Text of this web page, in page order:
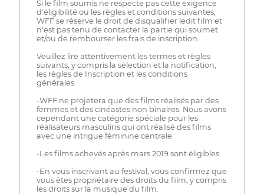
Si le film soumis ne respecte pas cette exigence
d'éligibilité ou les règles et conditions suivantes,
WFF se réserve le droit de disqualifier ledit film et
n'est pas tenu de contacter la partie qui soumet
et/ou de rembourser les frais de inscription.
Veuillez lire attentivement les termes et règles
suivants, y compris la sélection et la notification,
les règles de Inscription et les conditions
générales.
-WFF ne projetera que des films réalisés par des
femmes et des cinéastes non binaires. Nous avons
cependant une catégorie spéciale pour les
réalisateurs masculins qui ont réalisé des films
avec une intrigue féminine centrale.
-Les films achevés après mars 2019 sont éligibles.
-En vous inscrivant au festival, vous confirmez que
vous êtes propriétaire des droits du film, y compris
les droits sur la musique du film.